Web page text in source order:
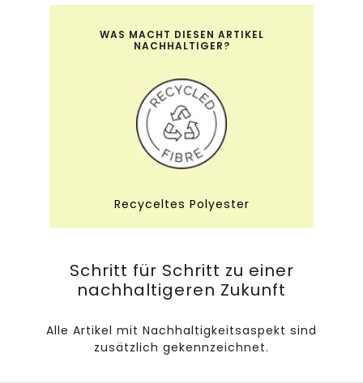
WAS MACHT DIESEN ARTIKEL
NACHHALTIGER?
Recyceltes Polyester
Schritt für Schritt zu einer
nachhaltigeren Zukunft
Alle Artikel mit Nachhaltigkeitsaspekt sind
zusätzlich gekennzeichnet.